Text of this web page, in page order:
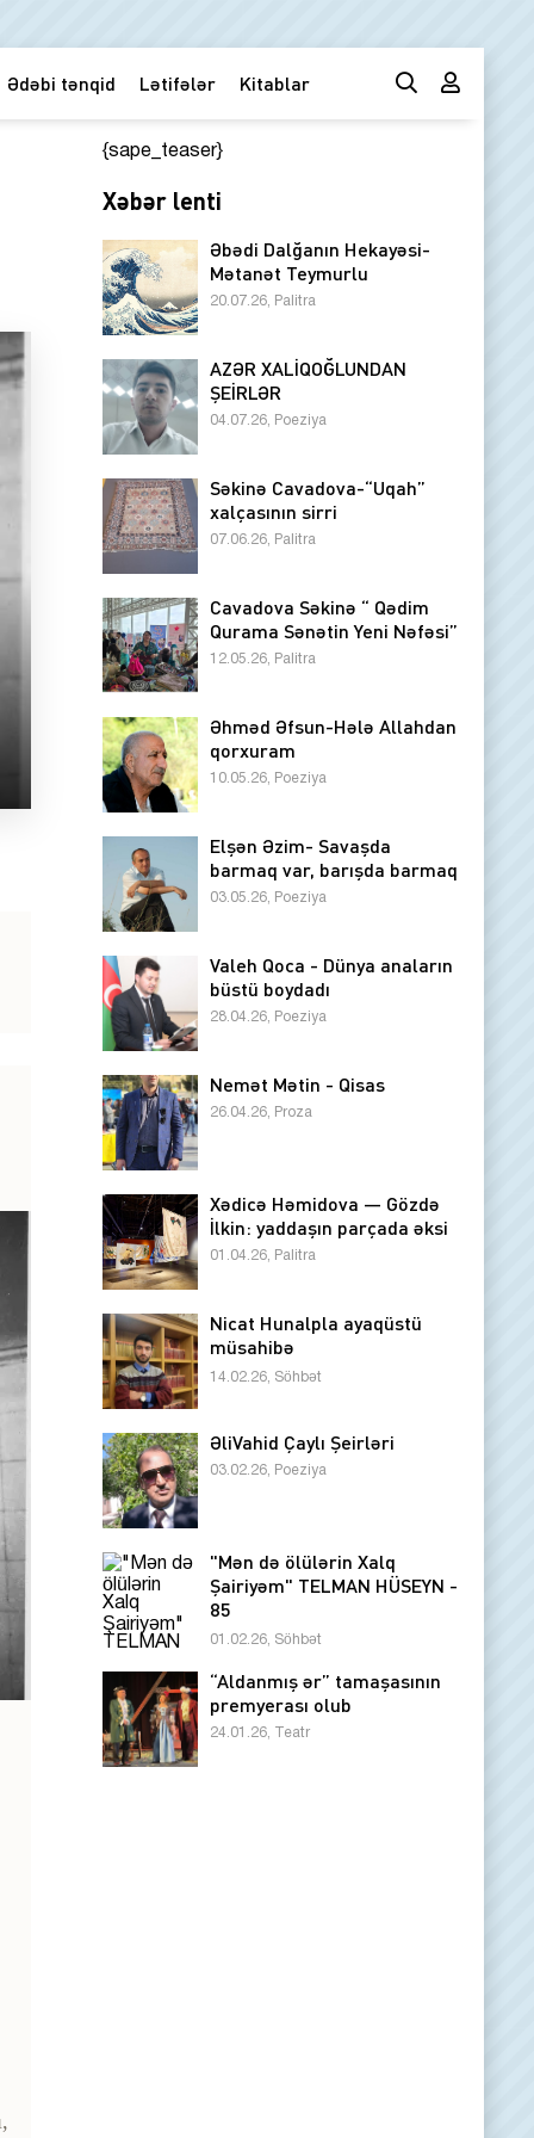
Ədəbi tənqid Lətifələr Kitablar
{sape_teaser}
Xəbər lenti
Əbədi Dalğanın Hekayəsi-
Mətanət Teymurlu
20.07.26, Palitra
AZƏR XALİQOĞLUNDAN
ŞEİRLƏR
04.07.26, Poeziya
Səkinə Cavadova-“Uqah”
xalçasının sirri
07.06.26, Palitra
Cavadova Səkinə “ Qədim
Qurama Sənətin Yeni Nəfəsi”
12.05.26, Palitra
Əhməd Əfsun-Hələ Allahdan
qorxuram
10.05.26, Poeziya
Elşən Əzim- Savaşda
barmaq var, barışda barmaq
03.05.26, Poeziya
Valeh Qoca - Dünya anaların
büstü boydadı
28.04.26, Poeziya
Nemət Mətin - Qisas
26.04.26, Proza
Xədicə Həmidova — Gözdə
İlkin: yaddaşın parçada əksi
01.04.26, Palitra
Nicat Hunalpla ayaqüstü
müsahibə
14.02.26, Söhbət
ƏliVahid Çaylı Şeirləri
03.02.26, Poeziya
"Mən də ölülərin Xalq
Şairiyəm" TELMAN HÜSEYN -
85
01.02.26, Söhbət
“Aldanmış ər” tamaşasının
premyerası olub
24.01.26, Teatr